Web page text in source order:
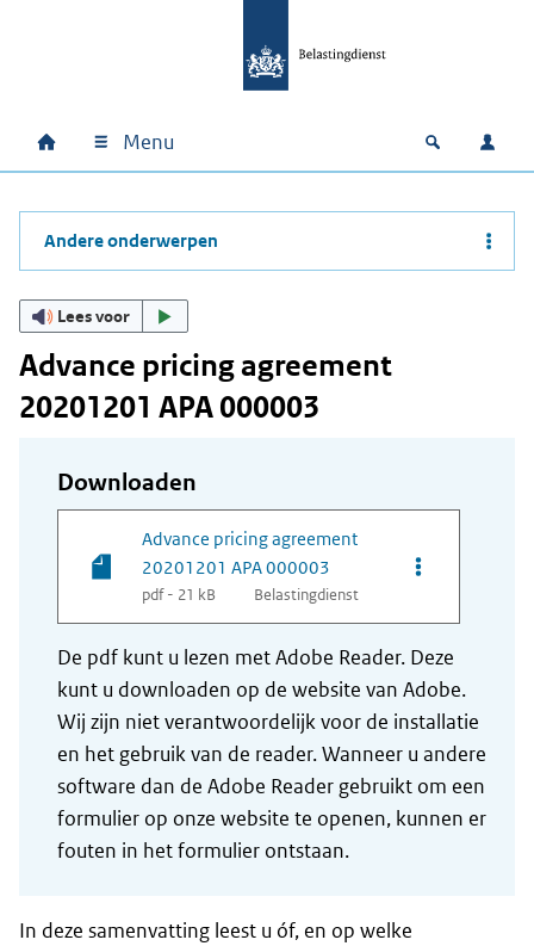
Hoofdnavigatie
Home Menu Open
Andere onderwerpen
Lees voor
Advance pricing agreement
20201201 APA 000003
Downloaden
Advance pricing agreement
20201201 APA 000003
pdf - 21 kB Belastingdienst
Opties van
De pdf kunt u lezen met Adobe Reader. Deze
kunt u downloaden op de website van Adobe.
Wij zijn niet verantwoordelijk voor de installatie
en het gebruik van de reader. Wanneer u andere
software dan de Adobe Reader gebruikt om een
formulier op onze website te openen, kunnen er
fouten in het formulier ontstaan.
In deze samenvatting leest u óf, en op welke